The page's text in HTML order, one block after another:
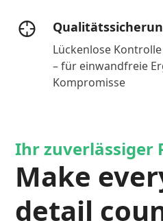
Lückenlose
– für einwandfreie
Kompromisse
Ihr zuverlässiger
Make
detail